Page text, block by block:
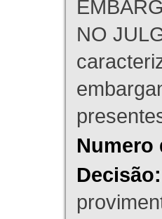
NO
Numero
Decisão: